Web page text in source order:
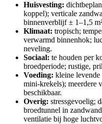
Huisvesting:
koppel); verticale
binnenverblijf ± 1–1,5
Klimaat: tropisch;
verwarmd binnenhok;
neveling.
Sociaal: te houden per
broedperiode; rustige,
Voeding: kleine
mini-krekels); meerdere
beschikbaar.
Overig: stressgevoelig;
broedtunnel in
ventilatie bij hoge